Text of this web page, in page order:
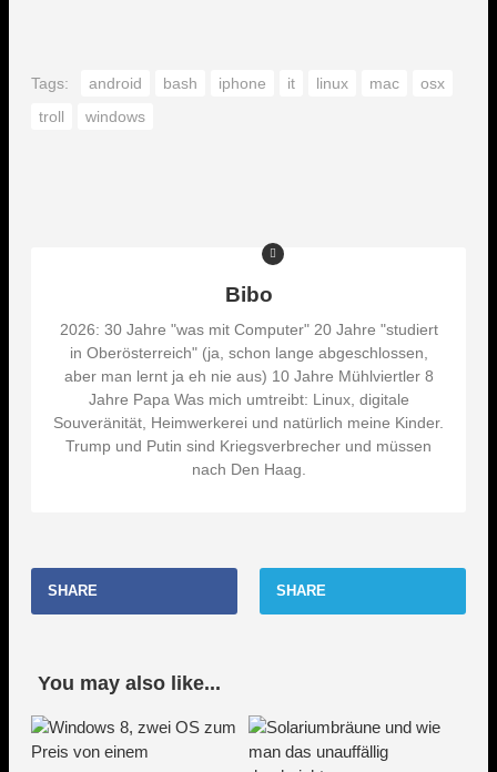
Tags: android bash iphone it linux mac
osx
troll
windows
Bibo
2026: 30 Jahre "was mit Computer" 20 Jahre "studiert
in Oberösterreich" (ja, schon lange abgeschlossen,
aber man lernt ja eh nie aus) 10 Jahre Mühlviertler 8
Jahre Papa Was mich umtreibt: Linux, digitale
Souveränität, Heimwerkerei und natürlich meine Kinder.
Trump und Putin sind Kriegsverbrecher und müssen
nach Den Haag.
SHARE SHARE
You may also like...